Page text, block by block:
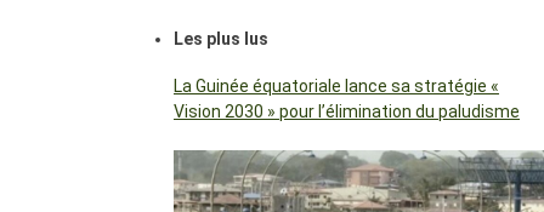
Les plus lus
La Guinée équatoriale lance sa stratégie «
Vision 2030 » pour l’élimination du paludisme